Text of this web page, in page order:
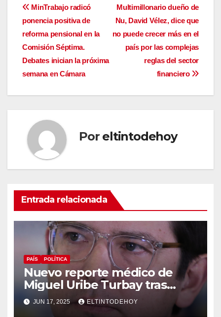
Navegación
de
entradas
Multimillonario dueño de
Nu, David Vélez, dice que
no puede crecer más en el
país por las complejas
reglas del sector
financiero
MinTrabajo radicó
ponencia positiva de
reforma pensional en la
Comisión Séptima.
Debates inician la próxima
semana en Cámara
Por eltintodehoy
Entrada relacionada
PAÍS POLÍTICA
Nuevo reporte médico de
Miguel Uribe Turbay tras
operación de urgencia a la
que fue sometido
JUN 17, 2025 ELTINTODEHOY